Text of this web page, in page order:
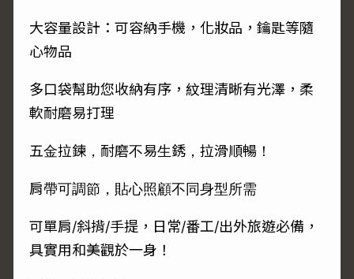
大容量設計：可容納手機，化妝品，鑰匙等隨
心物品
多口袋幫助您收納有序，紋理清晰有光澤，柔
軟耐磨易打理
五金拉鍊，耐磨不易生銹，拉滑順暢！
肩帶可調節，貼心照顧不同身型所需
可單肩/斜揹/手提，日常/番工/出外旅遊必備，
具實用和美觀於一身！